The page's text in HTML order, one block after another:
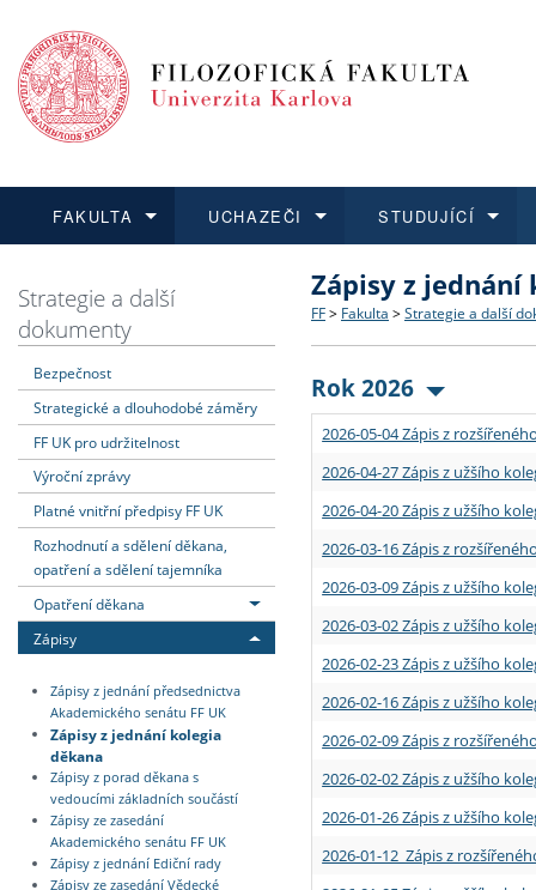
FAKULTA
Dozvědět se více
Struktura a historie
Strategie a další
Podpora a benefity pro
Absolventi fakulty
UCHAZEČI
Podat přihlášku
Co studovat a jak se
Učitelské studijní
Informace k průběhu
STUDUJÍCÍ
Dozvědět se více
Bakalářské a magisterské
Doktorské studium
Rigorózní řízení
Dozvědět se více
O vědě a výzkumu na FF
Akademické kvalifikace
Granty a projekty
Dozvědět se více
Aktuální nabídky a
Vyjíždějící studenti
Přijíždějící studenti
Vyjíždějící zaměstnanci
Strategie a další
dokumenty
Bezpečnost
Strategické a dlouhodobé záměry
FF UK pro udržitelnost
Výroční zprávy
Platné vnitřní předpisy FF UK
Rozhodnutí a sdělení děkana,
opatření a sdělení tajemníka
Opatření děkana
Zápisy
Zápisy z jednání předsednictva
Akademického senátu FF UK
Zápisy z jednání kolegia
děkana
Zápisy z porad děkana s
vedoucími základních součástí
Zápisy ze zasedání
Akademického senátu FF UK
Zápisy z jednání Ediční rady
Zápisy ze zasedání Vědecké
Zápisy z jednání
FF > Fakulta > Strategie a další
Rok 2026
2026-05-04 Zápis z
2026-04-27 Zápis z užšího
2026-04-20 Zápis z užšího
2026-03-16 Zápis z
2026-03-09 Zápis z užšího
2026-03-02 Zápis z užšího
2026-02-23 Zápis z užšího
2026-02-16 Zápis z užšího
2026-02-09 Zápis z
2026-02-02 Zápis z užšího
2026-01-26 Zápis z užšího
2026-01-12 Zápis z